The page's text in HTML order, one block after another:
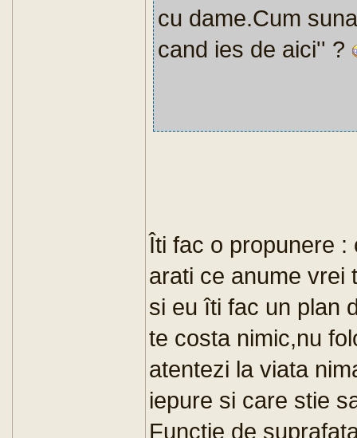
cu dame.Cum
cand ies de aici'' ?
Îti fac o propunere
arati ce anume vrei
si eu îti fac un plan
te costa nimic,nu
atentezi la viata
iepure si care stie
Functie de